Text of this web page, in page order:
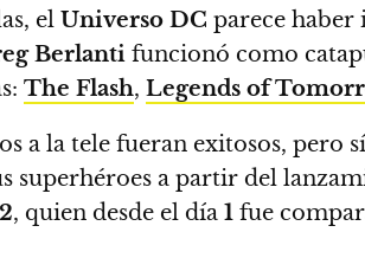
el Universo DC parece haber
Berlanti funcionó como
The Flash, Legends of
a la tele fueran exitosos, pero
superhéroes a partir del
, quien desde el día 1 fue